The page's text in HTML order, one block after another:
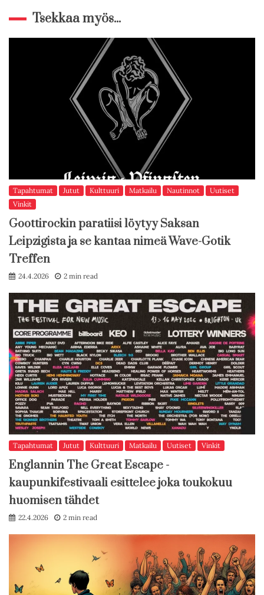
Tsekkaa myös...
Tapahtumat Jutut Kulttuuri Matkailu Nautinnot
Uutiset
Vinkit
Goottirockin paratiisi löytyy Saksan
Leipzigista ja se kantaa nimeä Wave-Gotik
Treffen
24.4.2026 2 min read
Tapahtumat Jutut Kulttuuri Matkailu Uutiset Vinkit
Englannin The Great Escape -
kaupunkifestivaali esittelee joka toukokuu
huomisen tähdet
22.4.2026 2 min read